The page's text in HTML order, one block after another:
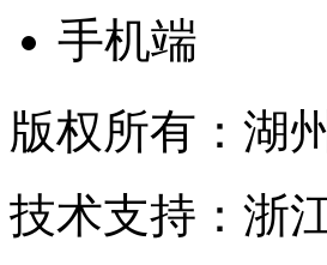
手机端
版权所有：湖
技术支持：浙